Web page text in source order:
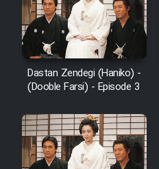
Dastan Zendegi (Haniko) -
(Dooble Farsi) - Episode 3